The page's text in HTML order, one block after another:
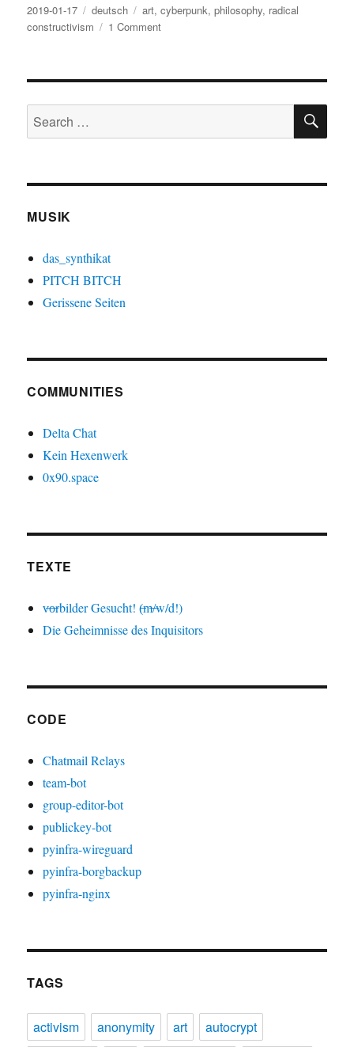
Posted
on
2019-01-17 Categories
deutsch Tags
art,cyberpunk,philosophy, radical
constructivism
1 Commenton
der
Search
for:
MUSIK
das_synthikat
PITCH BITCH
Gerissene Seiten
COMMUNITIES
Delta Chat
Kein Hexenwerk
0x90.space
TEXTE
v̶o̶rbilder Gesucht! (̶m̶/̶w/d!)
Die Geheimnisse des Inquisitors
CODE
Chatmail Relays
team-bot
group-editor-bot
publickey-bot
pyinfra-wireguard
pyinfra-borgbackup
pyinfra-nginx
TAGS
activism anonymity art autocrypt